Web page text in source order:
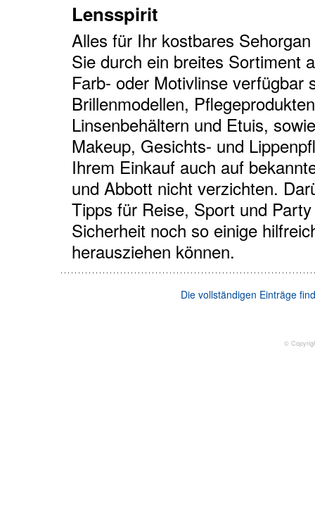
Lensspirit
Alles für Ihr kostbares
Sie durch ein breites Sortiment
Farb- oder Motivlinse verfügbar
Brillenmodellen,
Linsenbehältern und Etuis,
Makeup, Gesichts- und
Ihrem Einkauf auch auf
und Abbott nicht verzichten.
Tipps für Reise, Sport und
Sicherheit noch so einige
herausziehen können.
Die vollständigen Einträge
©